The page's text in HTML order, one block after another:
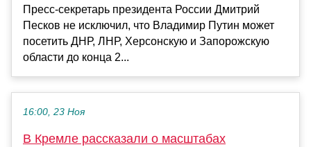
Пресс-секретарь президента России Дмитрий
Песков не исключил, что Владимир Путин может
посетить ДНР, ЛНР, Херсонскую и Запорожскую
области до конца 2...
16:00, 23 Ноя
В Кремле рассказали о масштабах